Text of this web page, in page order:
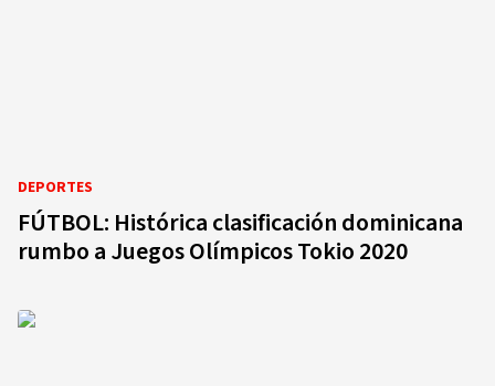
DEPORTES
FÚTBOL: Histórica clasificación dominicana
rumbo a Juegos Olímpicos Tokio 2020